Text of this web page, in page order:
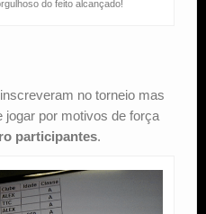
do feito alcançado!
no torneio mas
jogar por motivos de força
participantes.